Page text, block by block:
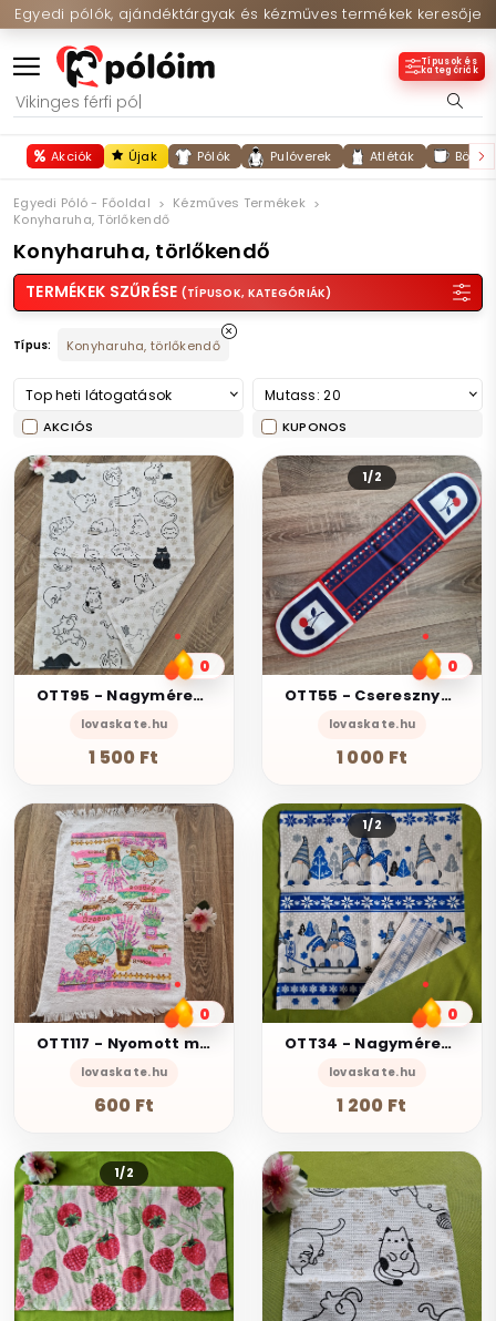
Egyedi pólók, ajándéktárgyak és kézműves termékek keresője
Típusok és
kategóriák
Akciók Újak Pólók Pulóverek Atléták
Egyedi Póló - Főoldal
Kézműves Termékek
Konyharuha, Törlőkendő
Konyharuha, törlőkendő
TERMÉKEK SZŰRÉSE (TÍPUSOK, KATEGÓRIÁK)
Típus: Konyharuha, törlőkendő
Top heti látogatások Mutass: 20
AKCIÓS KUPONOS
0
OTT95 - Nagyméretű Cica mintás pamut konyharuha törlőkendő - 72x52cmcm
lovaskate.hu
1 500 Ft
1/2
0
OTT55 - Cseresznye mintás edényfogó - kesztyű
lovaskate.hu
1 000 Ft
0
OTT117 - Nyomott mintás frottír pamut konyharuha törlőkendő - levendulás biciklis
lovaskate.hu
600 Ft
1/2
0
OTT34 - Nagyméretű Karácsonyi manó mintás pamut konyharuha törlőkendő - 48x52cm
lovaskate.hu
1 200 Ft
1/2